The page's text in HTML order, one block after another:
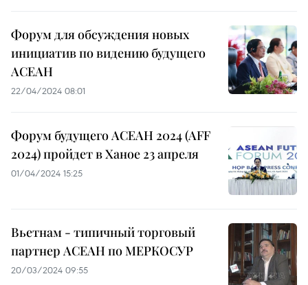
Форум для обсуждения новых
инициатив по видению будущего
АСЕАН
22/04/2024 08:01
Форум будущего АСЕАН 2024 (AFF
2024) пройдет в Ханое 23 апреля
01/04/2024 15:25
Вьетнам - типичный торговый
партнер АСЕАН по МЕРКОСУР
20/03/2024 09:55